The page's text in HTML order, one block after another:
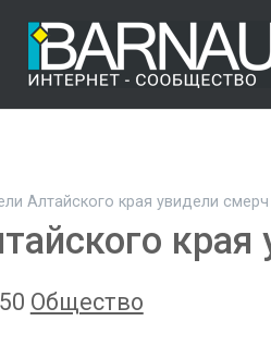
Алтайского края увидели смерч
края
Общество